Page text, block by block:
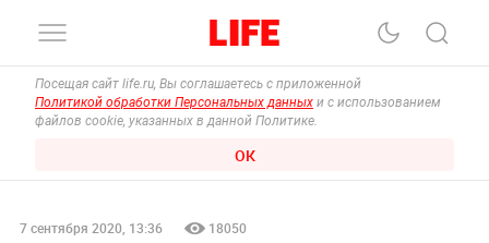
Посещая сайт life.ru, Вы соглашаетесь с приложенной
Политикой обработки Персональных данных и с использованием
файлов cookie, указанных в данной Политике.
ОК
7 сентября 2020, 13:36 18050